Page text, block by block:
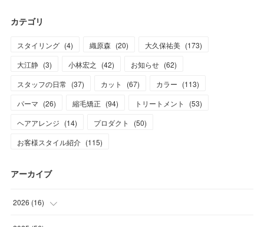
カテゴリ
スタイリング (4) 織原森 (20) 大久保祐美 (173)
大江静 (3) 小林宏之 (42) お知らせ (62)
スタッフの日常 (37) カット (67) カラー (113)
パーマ (26) 縮毛矯正 (94) トリートメント (53)
ヘアアレンジ (14) プロダクト (50)
お客様スタイル紹介 (115)
アーカイブ
2026 (16)